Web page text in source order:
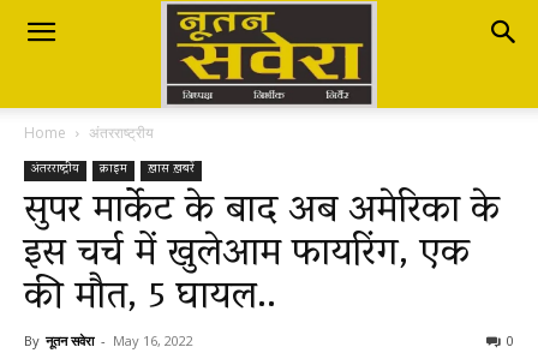
Nutan
Savera
नूतन
सवेरा
Home अंतरराष्ट्रीय
अंतरराष्ट्रीय क्राइम ख़ास ख़बरें
सुपर मार्केट के बाद अब अमेरिका के
इस चर्च में खुलेआम फायरिंग, एक
की मौत, 5 घायल..
By नूतन सवेरा - May 16, 2022 0